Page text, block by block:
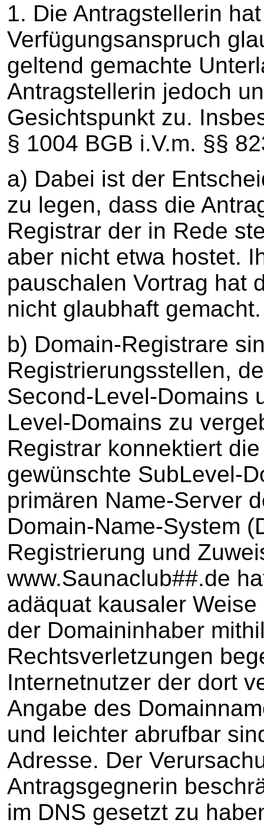
1. Die Antragstellerin
Verfügungsanspruch
geltend gemachte
Antragstellerin jedoch
Gesichtspunkt zu.
§ 1004 BGB i.V.m. §§
a) Dabei ist der
zu legen, dass die
Registrar der in Rede
aber nicht etwa hostet.
pauschalen Vortrag hat
nicht glaubhaft gemacht.
b) Domain-Registrare
Registrierungsstellen,
Second-Level-Domains
Level-Domains zu
Registrar konnektiert
gewünschte SubLevel-
primären Name-Server
Domain-Name-System
Registrierung und
www.Saunaclub##.de
adäquat kausaler
der Domaininhaber
Rechtsverletzungen
Internetnutzer der dort
Angabe des
und leichter abrufbar
Adresse. Der
Antragsgegnerin
im DNS gesetzt zu